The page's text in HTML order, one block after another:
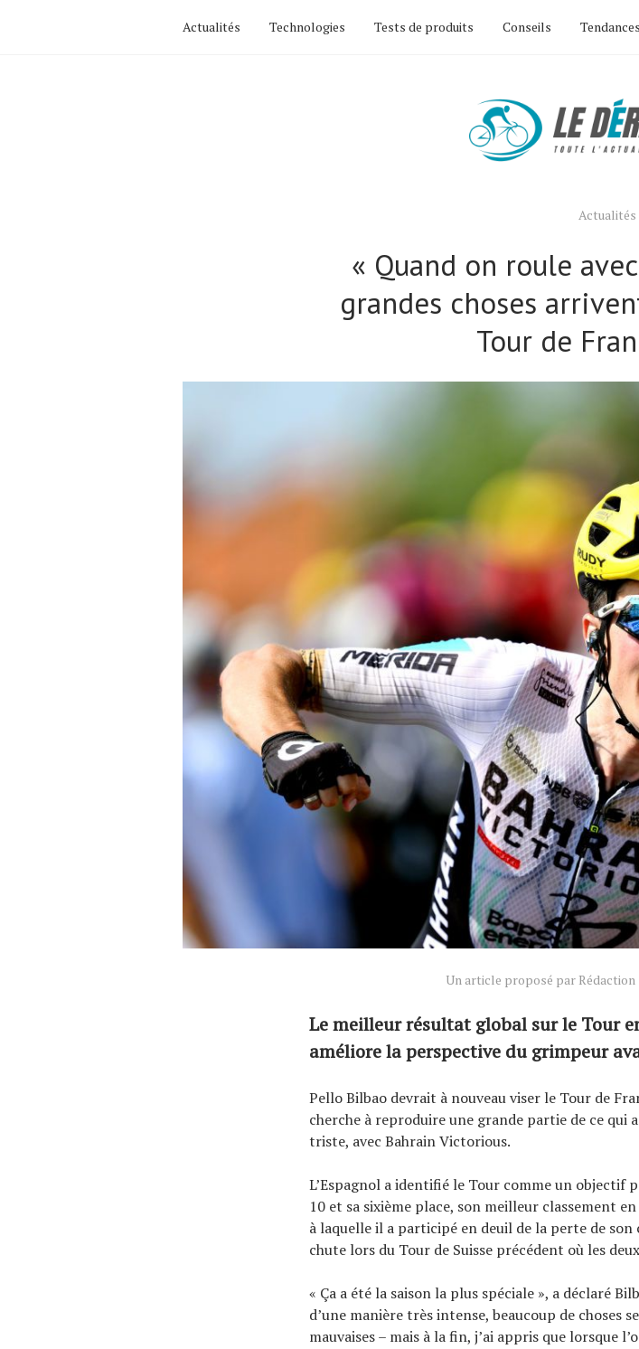
Actualités Technologies Tests de produits Conseils Tendances
Actualités
« Quand on roule
grandes choses
Tour de
Un article proposé par Rédaction
Le meilleur résultat global sur le Tour
améliore la perspective du grimpeur
Pello Bilbao devrait à nouveau viser le Tour de
cherche à reproduire une grande partie de ce qui
triste, avec Bahrain Victorious.
L’Espagnol a identifié le Tour comme un objectif
10 et sa sixième place, son meilleur classement
à laquelle il a participé en deuil de la perte de son
chute lors du Tour de Suisse précédent où les
« Ça a été la saison la plus spéciale », a déclaré
d’une manière très intense, beaucoup de choses
mauvaises – mais à la fin, j’ai appris que lorsque